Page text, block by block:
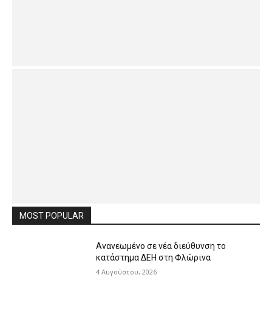
MOST POPULAR
Ανανεωμένο σε νέα διεύθυνση το
κατάστημα ΔΕΗ στη Φλώρινα
4 Αυγούστου, 2026